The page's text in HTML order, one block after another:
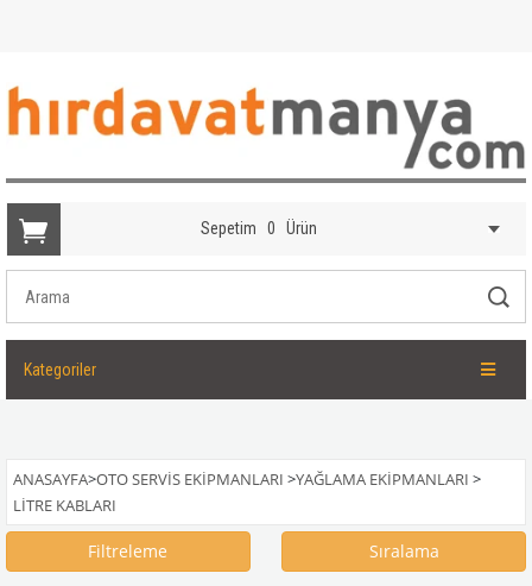
Sepetim 0 Ürün
Kategoriler
ANASAYFA>OTO SERVIS EKIPMANLARI >YAĞLAMA EKIPMANLARI >
LITRE KABLARI
Filtreleme Sıralama